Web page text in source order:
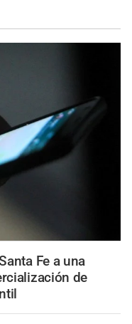
Fe a una
de